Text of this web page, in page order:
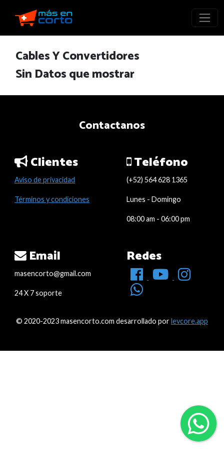
Cables Y Convertidores
Sin Datos que mostrar
Contactanos
Clientes
Aviso de privacidad
Términos y condiciones
Teléfono
(+52) 564 628 1365
Lunes - Domingo
08:00 am - 06:00 pm
Email
masencorto@gmail.com
24 X 7 soporte
Redes
© 2020-2023 masencorto.com desarrollado porlevcore.app